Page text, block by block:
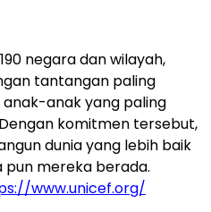
negara dan wilayah,
tantangan paling
anak yang paling
komitmen tersebut,
dunia yang lebih baik
pun mereka berada.
www.unicef.org/